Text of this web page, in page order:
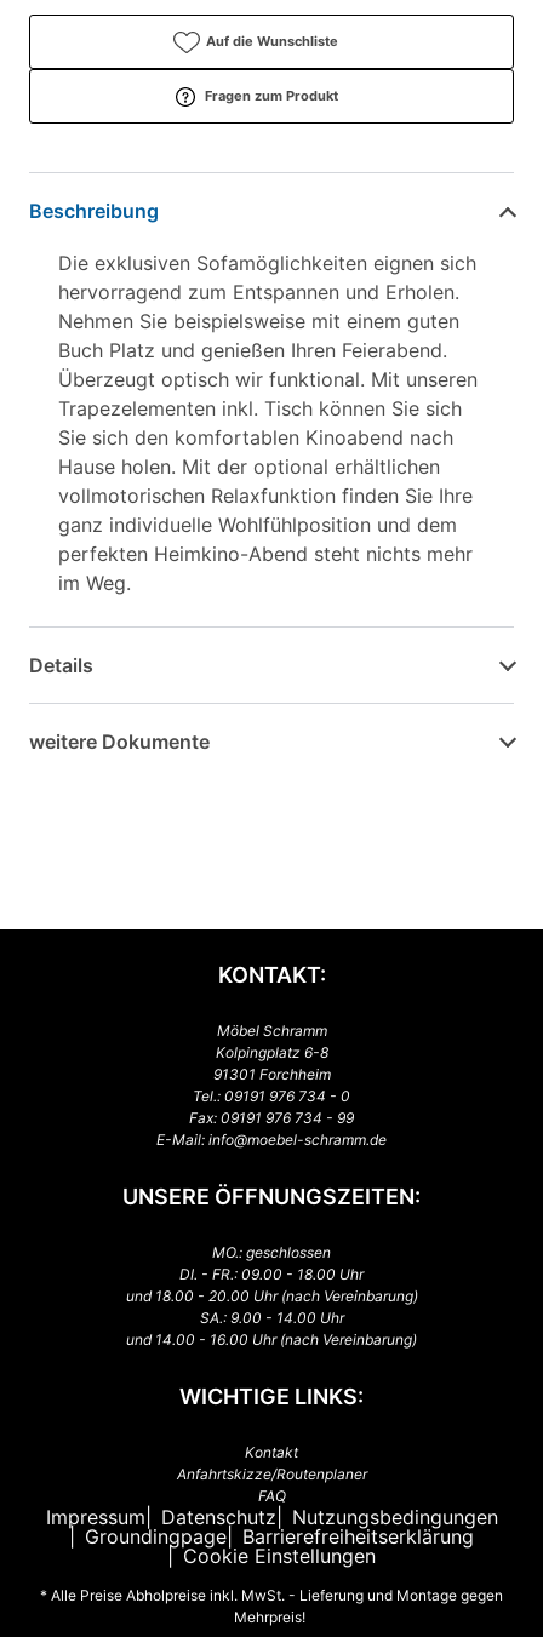
Auf die Wunschliste
Fragen zum Produkt
Beschreibung
Die exklusiven Sofamöglichkeiten eignen sich
hervorragend zum Entspannen und Erholen.
Nehmen Sie beispielsweise mit einem guten
Buch Platz und genießen Ihren Feierabend.
Überzeugt optisch wir funktional. Mit unseren
Trapezelementen inkl. Tisch können Sie sich
Sie sich den komfortablen Kinoabend nach
Hause holen. Mit der optional erhältlichen
vollmotorischen Relaxfunktion finden Sie Ihre
ganz individuelle Wohlfühlposition und dem
perfekten Heimkino-Abend steht nichts mehr
im Weg.
Details
weitere Dokumente
KONTAKT:
Möbel Schramm
Kolpingplatz 6-8
91301 Forchheim
Tel.: 09191 976 734 - 0
Fax: 09191 976 734 - 99
E-Mail: info@moebel-schramm.de
UNSERE ÖFFNUNGSZEITEN:
MO.: geschlossen
DI. - FR.: 09.00 - 18.00 Uhr
und 18.00 - 20.00 Uhr (nach Vereinbarung)
SA.: 9.00 - 14.00 Uhr
und 14.00 - 16.00 Uhr (nach Vereinbarung)
WICHTIGE LINKS:
Kontakt
Anfahrtskizze/Routenplaner
FAQ
Impressum Datenschutz
Nutzungsbedingungen
Groundingpage
Barrierefreiheitserklärung
Cookie Einstellungen
* Alle Preise Abholpreise inkl. MwSt. - Lieferung und Montage gegen
Mehrpreis!